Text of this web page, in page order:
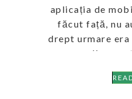
aplicația de
făcut față, nu
drept urmare
din